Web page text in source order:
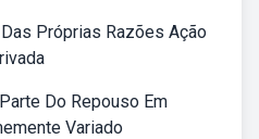
Próprias Razões Ação
Do Repouso Em
Variado